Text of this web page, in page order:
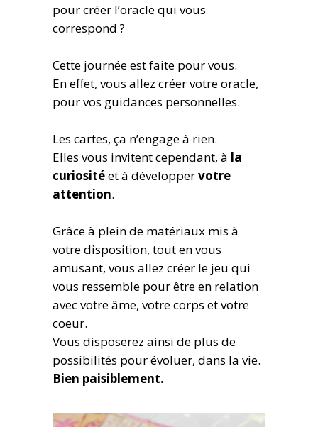
pour créer l’oracle qui vous
correspond ?
Cette journée est faite pour vous.
En effet, vous allez créer votre oracle,
pour vos guidances personnelles.
Les cartes, ça n’engage à rien.
Elles vous invitent cependant, à la
curiositéet à développervotre
attention.
Grâce à plein de matériaux mis à
votre disposition, tout en vous
amusant, vous allez créer le jeu qui
vous ressemble pour être en relation
avec votre âme, votre corps et votre
coeur.
Vous disposerez ainsi de plus de
possibilités pour évoluer, dans la vie.
Bien paisiblement.